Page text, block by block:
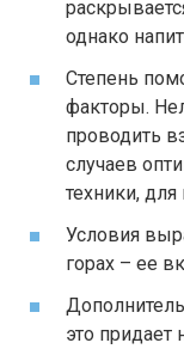
однако
Степень
факторы.
проводить
случаев
техники,
Условия
горах – ее
это придает